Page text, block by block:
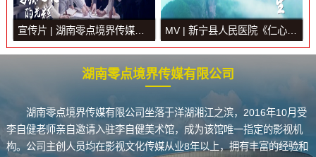
宣传片 | 湖南零点境界传媒官方宣传片
湖南零点境界传媒有限公司
湖南零点境界传媒有限公司坐落于洋湖湘江之滨，2016年10月受
李自健老师亲自邀请入驻李自健美术馆，成为该馆唯一指定的影视机
构。公司主创人员均在影视文化传媒从业8年以上，拥有丰富的经验和